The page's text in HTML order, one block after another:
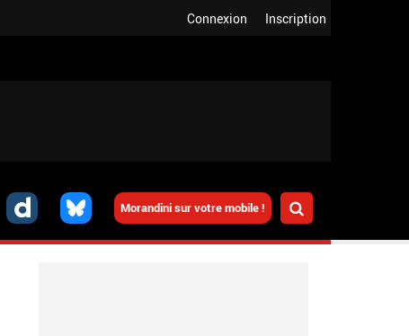
Inscription
Connexion
Morandini sur votre mobile !